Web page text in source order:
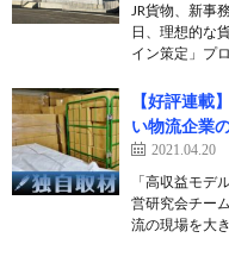
JR貨物、新事
日、理想的な
イン策定」プ
【好評連載
い物流企業
2021.04.20
「高収益モ
営研究会チー
流の現場を大